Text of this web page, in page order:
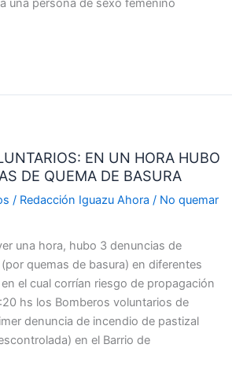
una persona de sexo femenino
EN UN HORA HUBO
DE QUEMA DE BASURA
/ Redacción Iguazu Ahora / No quemar
una hora, hubo 3 denuncias de
quemas de basura) en diferentes
el cual corrían riesgo de propagación
hs los Bomberos voluntarios de
denuncia de incendio de pastizal
en el Barrio de